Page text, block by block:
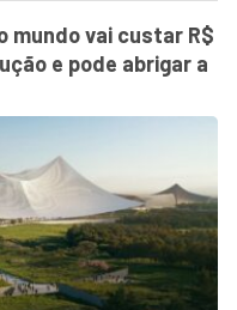
mundo vai custar R$
e pode abrigar a